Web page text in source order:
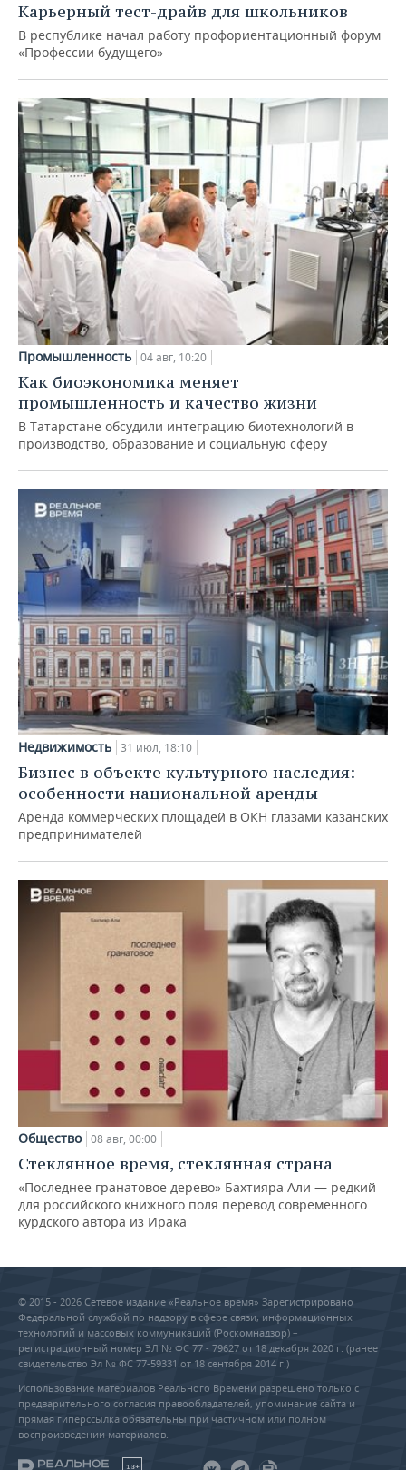
Карьерный тест-драйв для школьников
В республике начал работу профориентационный форум
«Профессии будущего»
Промышленность 04 авг, 10:20
Как биоэкономика меняет
промышленность и качество жизни
В Татарстане обсудили интеграцию биотехнологий в
производство, образование и социальную сферу
Недвижимость 31 июл, 18:10
Бизнес в объекте культурного наследия:
особенности национальной аренды
Аренда коммерческих площадей в ОКН глазами казанских
предпринимателей
Общество 08 авг, 00:00
Стеклянное время, стеклянная страна
«Последнее гранатовое дерево» Бахтияра Али — редкий
для российского книжного поля перевод современного
курдского автора из Ирака
© 2015 - 2026 Сетевое издание «Реальное время» Зарегистрировано
Федеральной службой по надзору в сфере связи, информационных
технологий и массовых коммуникаций (Роскомнадзор) –
регистрационный номер ЭЛ № ФС 77 - 79627 от 18 декабря 2020 г. (ранее
свидетельство Эл № ФС 77-59331 от 18 сентября 2014 г.)
Использование материалов Реального Времени разрешено только с
предварительного согласия правообладателей, упоминание сайта и
прямая гиперссылка обязательны при частичном или полном
воспроизведении материалов.
18+